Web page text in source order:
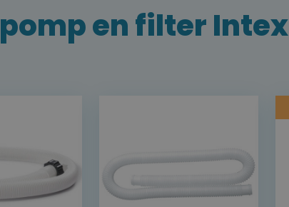
en filter Intex